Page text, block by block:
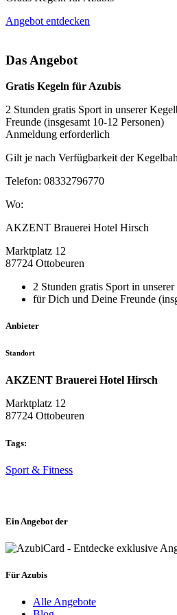
Angebot entdecken
Das Angebot
Gratis Kegeln für Azubis
2 Stunden gratis Sport in unserer
Freunde (insgesamt 10-12 Personen)
Anmeldung erforderlich
Gilt je nach Verfügbarkeit der
Telefon: 08332796770
Wo:
AKZENT Brauerei Hotel Hirsch
Marktplatz 12
87724 Ottobeuren
2 Stunden gratis Sport in
für Dich und Deine Freunde
Anbieter
Standort
AKZENT Brauerei Hotel Hirsch
Marktplatz 12
87724 Ottobeuren
Tags:
Sport & Fitness
Ein Angebot der
Für Azubis
Alle Angebote